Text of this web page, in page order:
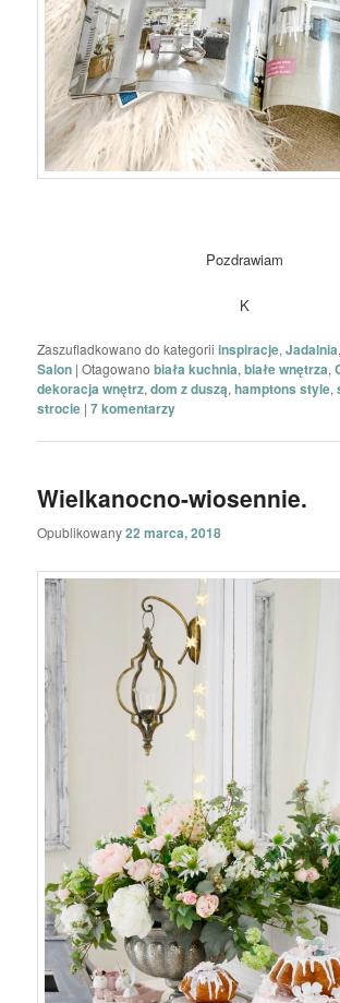
Pozdrawiam
K
Zaszufladkowano do kategorii inspiracje,Jadalnia,
Salon |Otagowano biała kuchnia,białe wnętrza,
dekoracja wnętrz,dom z duszą,hamptons style,
strocie |7komentarzy
Wielkanocno-wiosennie.
Opublikowany22 marca, 2018